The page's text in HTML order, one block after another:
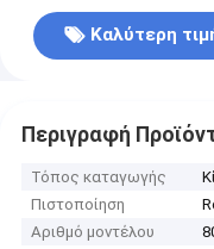
Καλύτερη
Περιγραφή
Τόπος καταγωγής
Πιστοποίηση
Αριθμό μοντέλου